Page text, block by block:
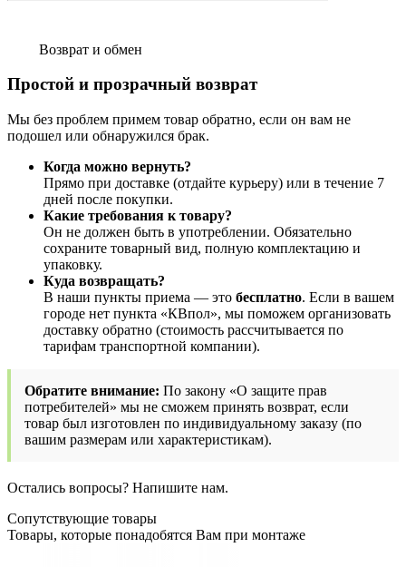
Возврат и обмен
Простой и прозрачный возврат
Мы без проблем примем товар обратно, если он вам не
подошел или обнаружился брак.
Когда можно вернуть?
Прямо при доставке (отдайте курьеру) или в течение 7
дней после покупки.
Какие требования к товару?
Он не должен быть в употреблении. Обязательно
сохраните товарный вид, полную комплектацию и
упаковку.
Куда возвращать?
В наши пункты приема — это бесплатно. Если в вашем
городе нет пункта «КВпол», мы поможем организовать
доставку обратно (стоимость рассчитывается по
тарифам транспортной компании).
Обратите внимание: По закону «О защите прав
потребителей» мы не сможем принять возврат, если
товар был изготовлен по индивидуальному заказу (по
вашим размерам или характеристикам).
Остались вопросы? Напишите нам.
Сопутствующие товары
Товары, которые понадобятся Вам при монтаже